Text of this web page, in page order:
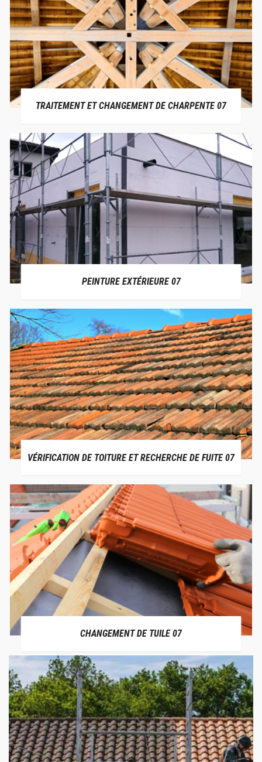
TRAITEMENT ET CHANGEMENT DE CHARPENTE 07
PEINTURE EXTÉRIEURE 07
VÉRIFICATION DE TOITURE ET RECHERCHE DE FUITE 07
CHANGEMENT DE TUILE 07